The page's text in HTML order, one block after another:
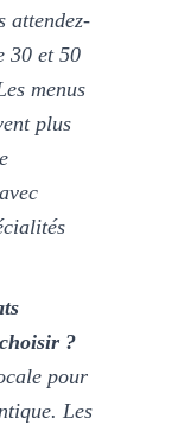
attendez-
30 et 50
menus
plus
?
pour
Les